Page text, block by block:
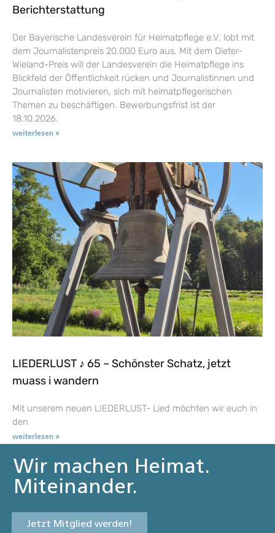
Berichterstattung
Der Bayerische Landesverein für Heimatpflege e.V. lobt mit
dem Journalistenpreis 20.000 Euro aus. Mit dem Dieter-
Wieland-Preis will der Landesverein die Heimatpflege ins
Blickfeld der Öffentlichkeit rücken und Journalistinnen und
Journalisten motivieren, sich mit heimatpflegerischen
Themen zu beschäftigen. Bewerbungsfrist ist der
18.10.2026.
weiterlesen »
LIEDERLUST ♪ 65 – Schönster Schatz, jetzt
muass i wandern
Mit unserem neuen LIEDERLUST- Lied möchten wir euch in
den
weiterlesen »
Wir machen Heimat.
Miteinander.
Jetzt Mitglied werden!